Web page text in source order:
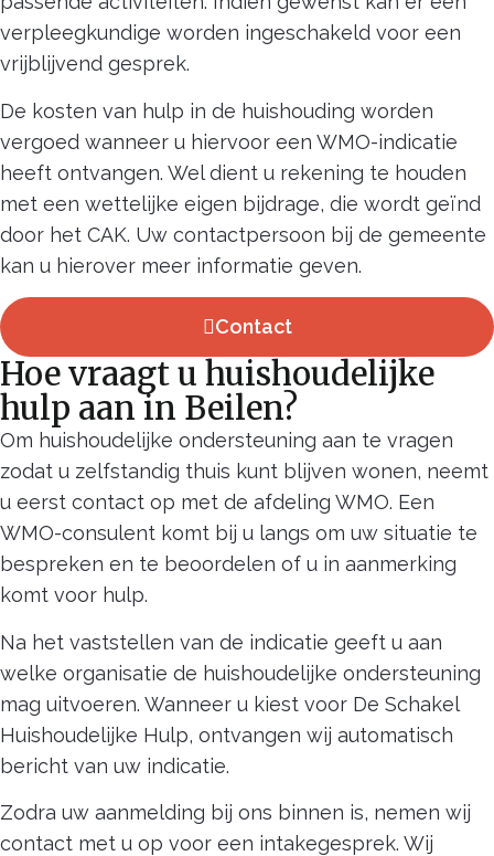
verpleegkundige worden ingeschakeld voor een
vrijblijvend gesprek.
De kosten van hulp in de huishouding worden
vergoed wanneer u hiervoor een WMO-indicatie
heeft ontvangen. Wel dient u rekening te houden
met een wettelijke eigen bijdrage, die wordt geïnd
door het CAK. Uw contactpersoon bij de gemeente
kan u hierover meer informatie geven.
Contact
Hoe vraagt u huishoudelijke
hulp aan in Beilen?
Om huishoudelijke ondersteuning aan te vragen
zodat u zelfstandig thuis kunt blijven wonen, neemt
u eerst contact op met de afdeling WMO. Een
WMO-consulent komt bij u langs om uw situatie te
bespreken en te beoordelen of u in aanmerking
komt voor hulp.
Na het vaststellen van de indicatie geeft u aan
welke organisatie de huishoudelijke ondersteuning
mag uitvoeren. Wanneer u kiest voor De Schakel
Huishoudelijke Hulp, ontvangen wij automatisch
bericht van uw indicatie.
Zodra uw aanmelding bij ons binnen is, nemen wij
contact met u op voor een intakegesprek. Wij